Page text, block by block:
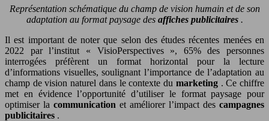
Représentation schématique du champ de vision humain et de son
adaptation au format paysage des affiches publicitaires .
Il est important de noter que selon des études récentes menées en
2022 par l’institut « VisioPerspectives », 65% des personnes
interrogées préfèrent un format horizontal pour la lecture
d’informations visuelles, soulignant l’importance de l’adaptation au
champ de vision naturel dans le contexte du marketing . Ce chiffre
met en évidence l’opportunité d’utiliser le format paysage pour
optimiser la communication et améliorer l’impact des campagnes
publicitaires .